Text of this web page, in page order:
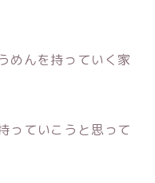
めんを持っていく家
っていこうと思って